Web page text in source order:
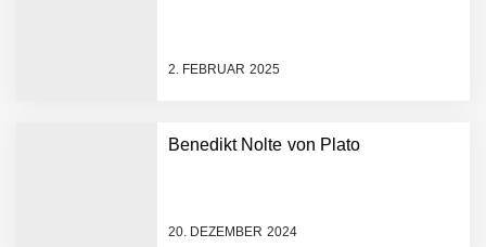
2. FEBRUAR 2025
Benedikt Nolte von Plato
20. DEZEMBER 2024
Gesundheitsnotstand zu
KI das Gesundheitswesen
verändert